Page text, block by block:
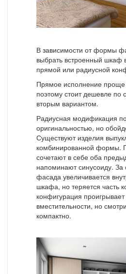
В зависимости от формы
выбрать встроенный шкаф
прямой или радиусной
Прямое исполнение проще
поэтому стоит дешевле по
вторым вариантом.
Радиусная модификация
оригинальностью, но
Существуют изделия
комбинированной формы.
сочетают в себе оба
напоминают синусоиду. За
фасада увеличивается
шкафа, но теряется часть
конфигурация
вместительности, но
компактно.